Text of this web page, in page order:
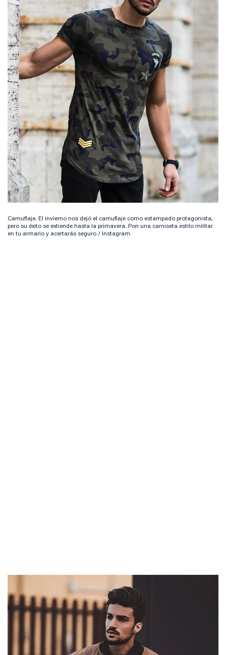
Camuflaje. El invierno nos dejó el camuflaje como estampado protagonista,
pero su éxito se extiende hasta la primavera. Pon una camiseta estilo militar
en tu armario y acertarás seguro / Instagram